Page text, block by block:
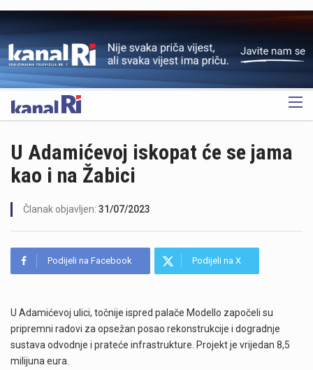
OGLAS
U Adamićevoj iskopat će se jama
kao i na Žabici
Članak objavljen: 31/07/2023
Podijeli na Facebook Podijeli na X
U Adamićevoj ulici, točnije ispred palače Modello započeli su
pripremni radovi za opsežan posao rekonstrukcije i dogradnje
sustava odvodnje i prateće infrastrukture. Projekt je vrijedan 8,5
milijuna eura.